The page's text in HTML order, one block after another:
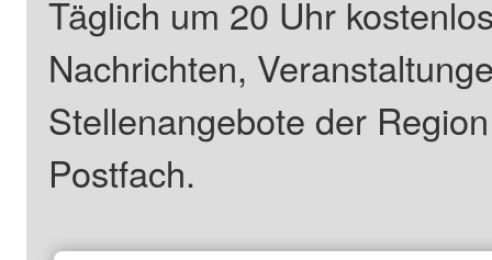
Täglich um 20 Uhr
Nachrichten,
Stellenangebote der
Postfach.